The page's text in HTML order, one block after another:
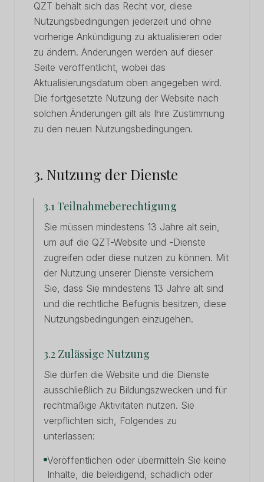
QZT behält sich das Recht vor, diese
Nutzungsbedingungen jederzeit und ohne
vorherige Ankündigung zu aktualisieren oder
zu ändern. Änderungen werden auf dieser
Seite veröffentlicht, wobei das
Aktualisierungsdatum oben angegeben wird.
Die fortgesetzte Nutzung der Website nach
solchen Änderungen gilt als Ihre Zustimmung
zu den neuen Nutzungsbedingungen.
3. Nutzung der Dienste
3.1 Teilnahmeberechtigung
Sie müssen mindestens 13 Jahre alt sein,
um auf die QZT-Website und -Dienste
zugreifen oder diese nutzen zu können. Mit
der Nutzung unserer Dienste versichern
Sie, dass Sie mindestens 13 Jahre alt sind
und die rechtliche Befugnis besitzen, diese
Nutzungsbedingungen einzugehen.
3.2 Zulässige Nutzung
Sie dürfen die Website und die Dienste
ausschließlich zu Bildungszwecken und für
rechtmäßige Aktivitäten nutzen. Sie
verpflichten sich, Folgendes zu
unterlassen:
Veröffentlichen oder übermitteln Sie keine
Inhalte, die beleidigend, schädlich oder